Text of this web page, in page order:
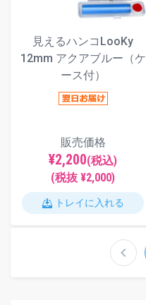
見えるハンコLooKy
12mm アクアブルー（ケ
ース付）
販売価格
¥2,200(税込)
(税抜 ¥2,000)
トレイに入れる
chevron_left